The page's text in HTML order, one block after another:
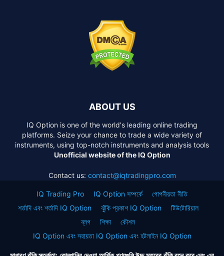
ABOUT US
IQ Option is one of the world's leading online trading
platforms. Seize your chance to trade a wide variety of
instruments, using top-notch instruments and analysis tools
Unofficial website of the IQ Option
Contact us: contact@iqtradingpro.com
IQ Trading Pro IQ Option সম্পর্কে
গোপনীয়তা নীতি
শর্তাদি এবং শর্তাদি IQ Option
ঝুঁকি প্রকাশ IQ Option
টিউটোরিয়াল
ব্লগ
শিক্ষা
কৌশল
IQ Option এবং সহায়তা IQ Option এবং হটলাইন IQ Option